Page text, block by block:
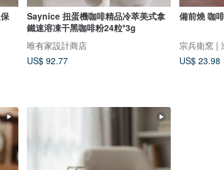
Saynice 扭蛋機咖啡精品冷萃美式拿
鐵速溶凍干黑咖啡粉24粒*3g
唯有家設計商店
US$ 92.77
備前燒 咖
宗兵衛窯 |
US$ 23.98